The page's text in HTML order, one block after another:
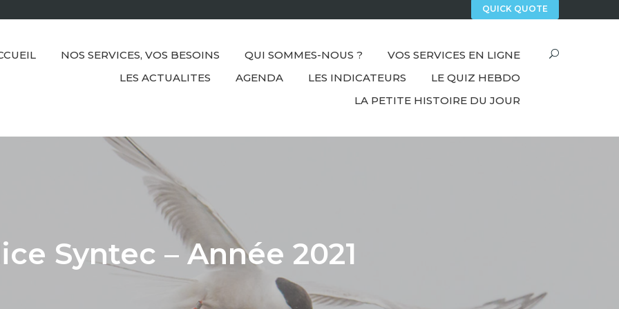
QUICK QUOTE
NOS SERVICES, VOS BESOINS QUI SOMMES-NOUS ?
VOS SERVICES EN LIGNE
LES ACTUALITES
AGENDA LES INDICATEURS
LE QUIZ HEBDO
LA PETITE HISTOIRE DU JOUR
Syntec – Année 2021